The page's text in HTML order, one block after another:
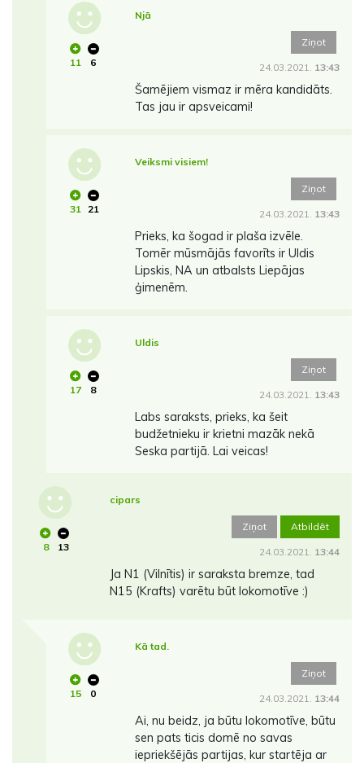
11 6
Njā
Ziņot
24.03.2021. 13:43
Šamējiem vismaz ir mēra kandidāts.
Tas jau ir apsveicami!
31 21
Veiksmi visiem!
Ziņot
24.03.2021. 13:43
Prieks, ka šogad ir plaša izvēle.
Tomēr mūsmājās favorīts ir Uldis
Lipskis, NA un atbalsts Liepājas
ģimenēm.
17 8
Uldis
Ziņot
24.03.2021. 13:43
Labs saraksts, prieks, ka šeit
budžetnieku ir krietni mazāk nekā
Seska partijā. Lai veicas!
8 13
cipars
Ziņot Atbildēt
24.03.2021. 13:44
Ja N1 (Vilnītis) ir saraksta bremze, tad
N15 (Krafts) varētu būt lokomotīve :)
15 0
Kā tad.
Ziņot
24.03.2021. 13:44
Ai, nu beidz, ja būtu lokomotīve, būtu
sen pats ticis domē no savas
iepriekšējās partijas, kur startēja ar